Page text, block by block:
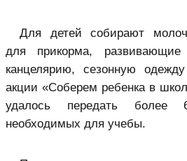
Для детей собирают
для прикорма,
канцелярию, сезонную
акции «Соберем ребенка в
удалось передать более
необходимых для учебы.